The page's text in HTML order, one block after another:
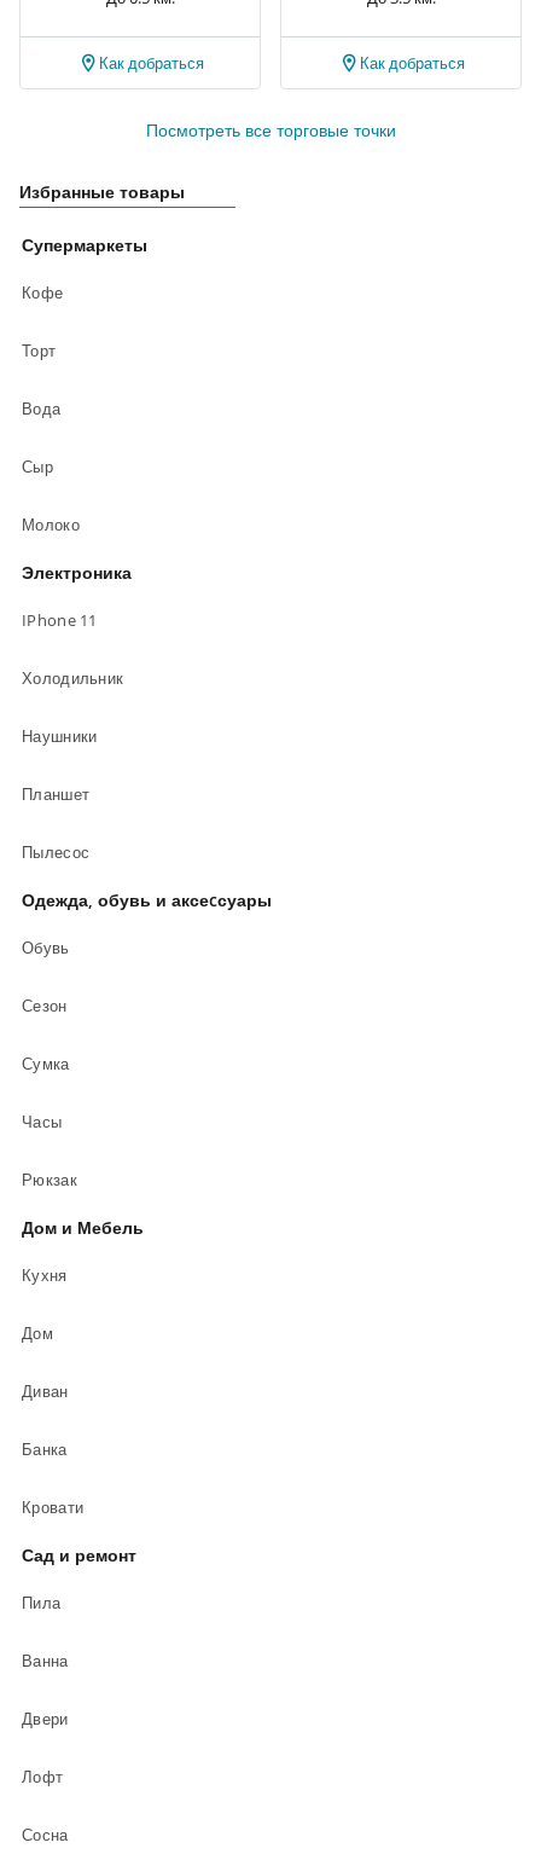
Как добраться Как добраться
Посмотреть все торговые точки
Избранные товары
Супермаркеты
Кофе
Торт
Вода
Сыр
Молоко
Электроника
IPhone 11
Холодильник
Наушники
Планшет
Пылесос
Одежда, обувь и аксеcсуары
Обувь
Сезон
Сумка
Часы
Рюкзак
Дом и Мебель
Кухня
Дом
Диван
Банка
Кровати
Сад и ремонт
Пила
Ванна
Двери
Лофт
Сосна